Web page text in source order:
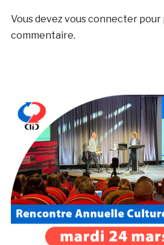
Vous devez vous connecterpour
commentaire.